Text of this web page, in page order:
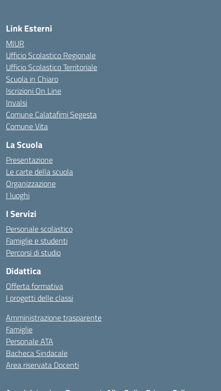
Link Esterni
MIUR
Ufficio Scolastico Regionale
Ufficio Scolastico Territoriale
Scuola in Chiaro
Iscrizioni On Line
Invalsi
Comune Calatafimi Segesta
Comune Vita
La Scuola
Presentazione
Le carte della scuola
Organizzazione
I luoghi
I Servizi
Personale scolastico
Famiglie e studenti
Percorsi di studio
Didattica
Offerta formativa
I progetti delle classi
Amministrazione trasparente
Famiglie
Personale ATA
Bacheca Sindacale
Area riservata Docenti